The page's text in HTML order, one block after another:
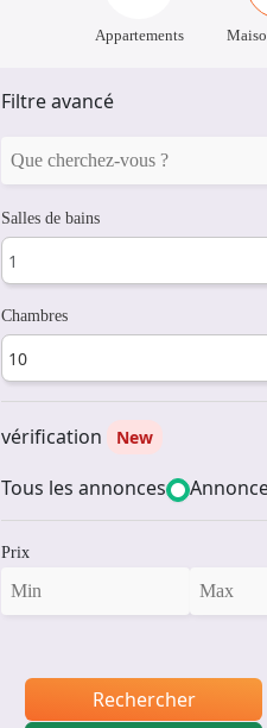
Appartements
Filtre avancé
Salles de bains
Chambres
vérification New
Tous les annonces
Prix
Rechercher